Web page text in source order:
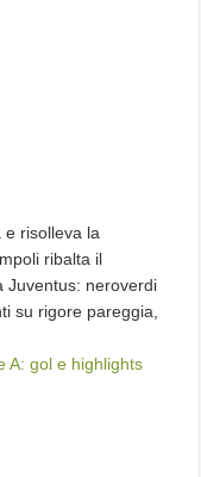
e risolleva la
ribalta il
Juventus: neroverdi
su rigore pareggia,
A: gol e highlights